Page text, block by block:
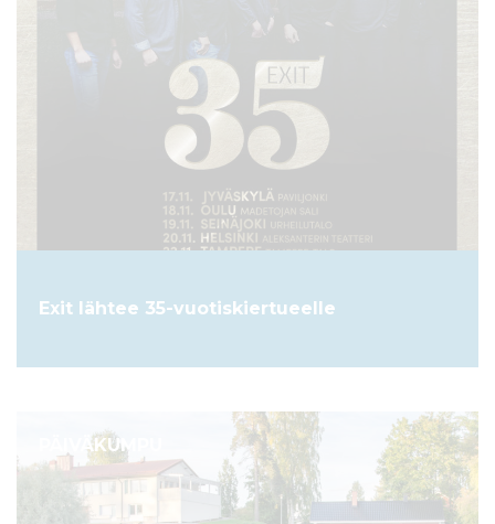
Exit lähtee 35-vuotiskiertueelle
PÄIVÄKUMPU